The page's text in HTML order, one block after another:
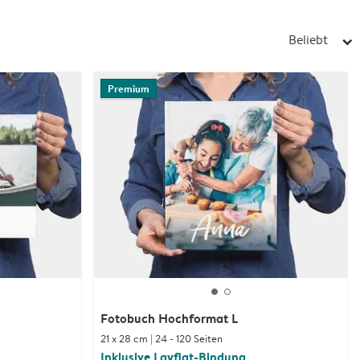
Beliebt arrow_right
Premium
Fotobuch Hochformat L
21 x 28 cm | 24 - 120 Seiten